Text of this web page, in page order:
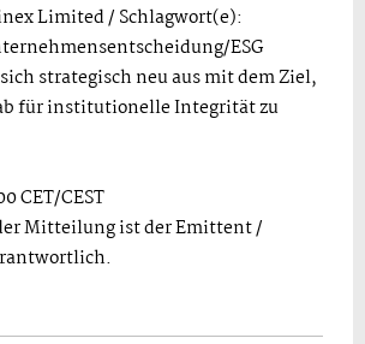
Limited / Schlagwort(e):
ESG
strategisch neu aus mit dem Ziel,
für institutionelle Integrität zu
CET/CEST
Mitteilung ist der Emittent /